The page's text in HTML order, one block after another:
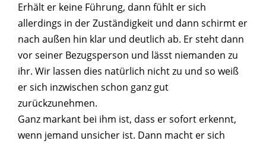
Erhält er keine Führung, dann fühlt er sich
allerdings in der Zuständigkeit und dann schirmt er
nach außen hin klar und deutlich ab. Er steht dann
vor seiner Bezugsperson und lässt niemanden zu
ihr. Wir lassen dies natürlich nicht zu und so weiß
er sich inzwischen schon ganz gut
zurückzunehmen.
Ganz markant bei ihm ist, dass er sofort erkennt,
wenn jemand unsicher ist. Dann macht er sich